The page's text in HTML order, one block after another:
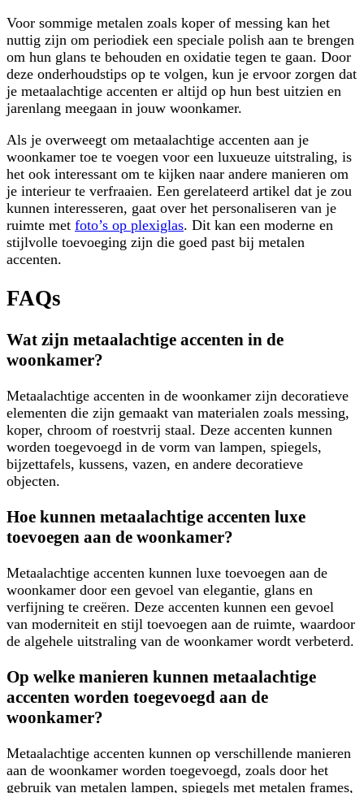
Voor sommige metalen zoals koper of messing kan het
nuttig zijn om periodiek een speciale polish aan te brengen
om hun glans te behouden en oxidatie tegen te gaan. Door
deze onderhoudstips op te volgen, kun je ervoor zorgen dat
je metaalachtige accenten er altijd op hun best uitzien en
jarenlang meegaan in jouw woonkamer.
Als je overweegt om metaalachtige accenten aan je
woonkamer toe te voegen voor een luxueuze uitstraling, is
het ook interessant om te kijken naar andere manieren om
je interieur te verfraaien. Een gerelateerd artikel dat je zou
kunnen interesseren, gaat over het personaliseren van je
ruimte met foto’s op plexiglas. Dit kan een moderne en
stijlvolle toevoeging zijn die goed past bij metalen
accenten.
FAQs
Wat zijn metaalachtige accenten in de
woonkamer?
Metaalachtige accenten in de woonkamer zijn decoratieve
elementen die zijn gemaakt van materialen zoals messing,
koper, chroom of roestvrij staal. Deze accenten kunnen
worden toegevoegd in de vorm van lampen, spiegels,
bijzettafels, kussens, vazen, en andere decoratieve
objecten.
Hoe kunnen metaalachtige accenten luxe
toevoegen aan de woonkamer?
Metaalachtige accenten kunnen luxe toevoegen aan de
woonkamer door een gevoel van elegantie, glans en
verfijning te creëren. Deze accenten kunnen een gevoel
van moderniteit en stijl toevoegen aan de ruimte, waardoor
de algehele uitstraling van de woonkamer wordt verbeterd.
Op welke manieren kunnen metaalachtige
accenten worden toegevoegd aan de
woonkamer?
Metaalachtige accenten kunnen op verschillende manieren
aan de woonkamer worden toegevoegd, zoals door het
gebruik van metalen lampen, spiegels met metalen frames,